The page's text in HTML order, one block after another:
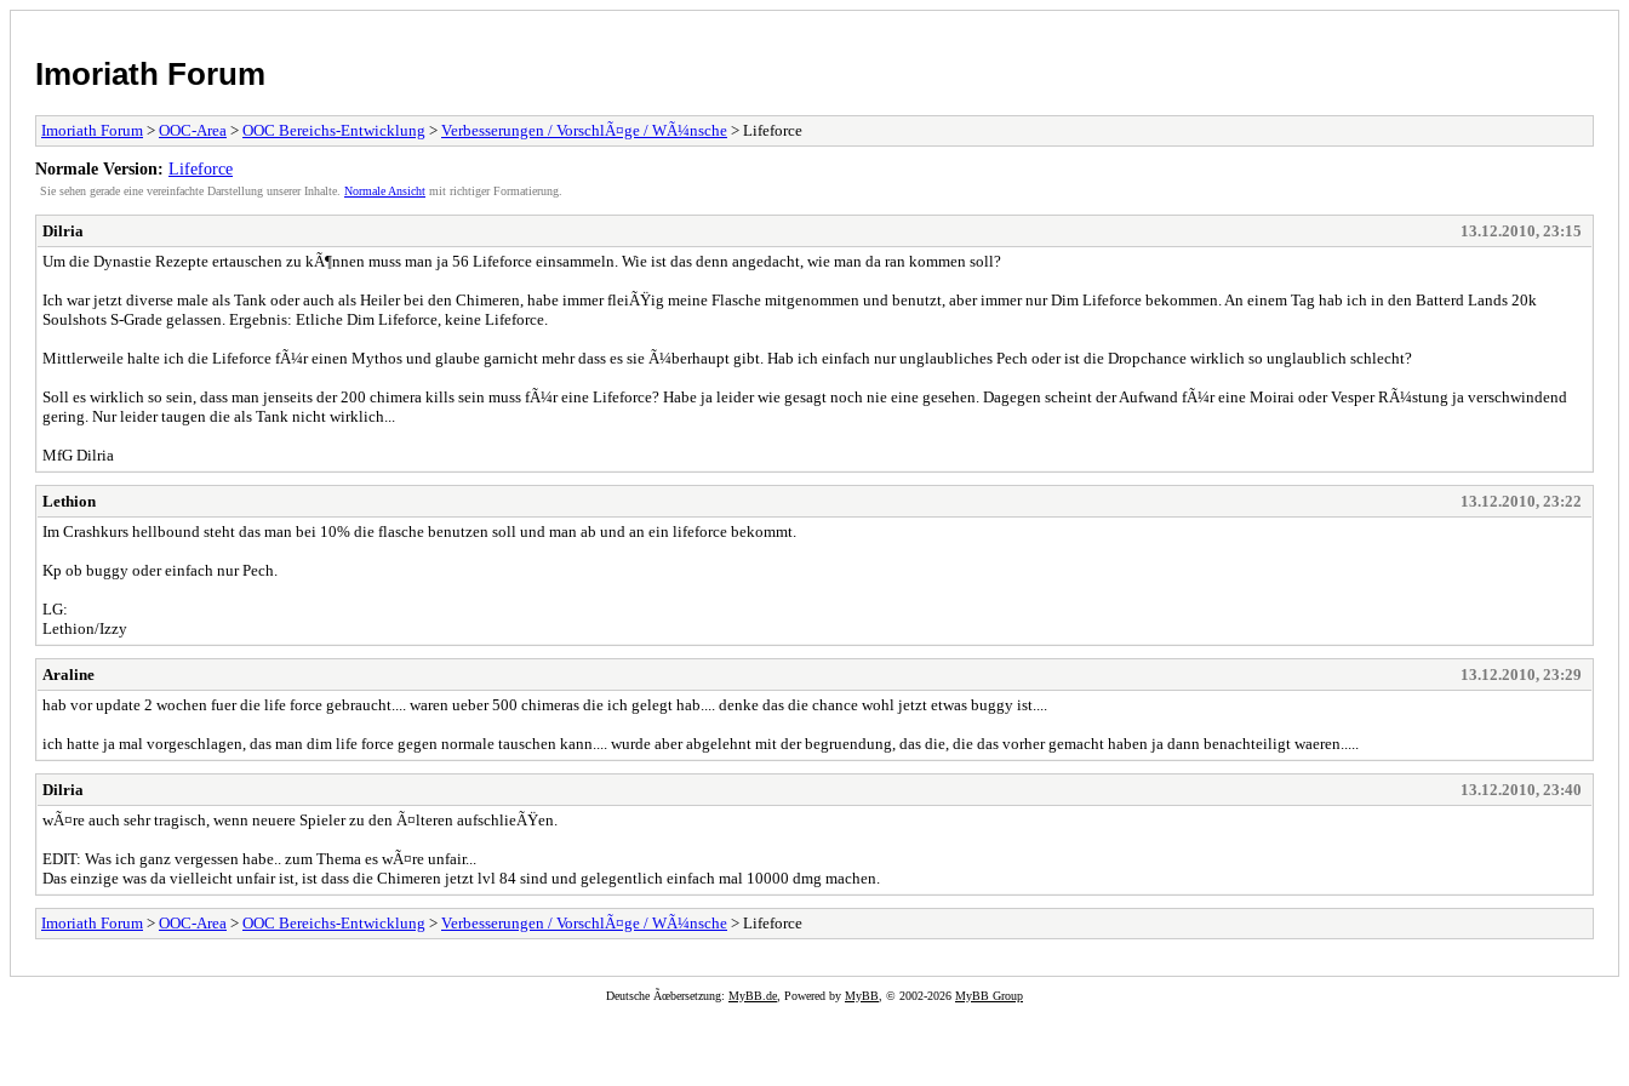
Imoriath Forum
Imoriath Forum > OOC-Area > OOC Bereichs-Entwicklung > Verbesserungen / VorschlÃ¤ge / WÃ¼nsche > Lifeforce
Normale Version: Lifeforce
Sie sehen gerade eine vereinfachte Darstellung unserer Inhalte. Normale Ansicht mit richtiger Formatierung.
Dilria
13.12.2010, 23:15
Um die Dynastie Rezepte ertauschen zu kÃ¶nnen muss man ja 56 Lifeforce einsammeln. Wie ist das denn angedacht, wie man da ran kommen soll?
Ich war jetzt diverse male als Tank oder auch als Heiler bei den Chimeren, habe immer fleiÃŸig meine Flasche mitgenommen und benutzt, aber immer nur Dim Lifeforce bekommen. An einem Tag hab ich in den Batterd Lands 20k
Soulshots S-Grade gelassen. Ergebnis: Etliche Dim Lifeforce, keine Lifeforce.
Mittlerweile halte ich die Lifeforce fÃ¼r einen Mythos und glaube garnicht mehr dass es sie Ã¼berhaupt gibt. Hab ich einfach nur unglaubliches Pech oder ist die Dropchance wirklich so unglaublich schlecht?
Soll es wirklich so sein, dass man jenseits der 200 chimera kills sein muss fÃ¼r eine Lifeforce? Habe ja leider wie gesagt noch nie eine gesehen. Dagegen scheint der Aufwand fÃ¼r eine Moirai oder Vesper RÃ¼stung ja verschwindend
gering. Nur leider taugen die als Tank nicht wirklich...
MfG Dilria
Lethion
13.12.2010, 23:22
Im Crashkurs hellbound steht das man bei 10% die flasche benutzen soll und man ab und an ein lifeforce bekommt.
Kp ob buggy oder einfach nur Pech.
LG:
Lethion/Izzy
Araline
13.12.2010, 23:29
hab vor update 2 wochen fuer die life force gebraucht.... waren ueber 500 chimeras die ich gelegt hab.... denke das die chance wohl jetzt etwas buggy ist....
ich hatte ja mal vorgeschlagen, das man dim life force gegen normale tauschen kann.... wurde aber abgelehnt mit der begruendung, das die, die das vorher gemacht haben ja dann benachteiligt waeren.....
Dilria
13.12.2010, 23:40
wÃ¤re auch sehr tragisch, wenn neuere Spieler zu den Ã¤lteren aufschlieÃŸen.
EDIT: Was ich ganz vergessen habe.. zum Thema es wÃ¤re unfair...
Das einzige was da vielleicht unfair ist, ist dass die Chimeren jetzt lvl 84 sind und gelegentlich einfach mal 10000 dmg machen.
Imoriath Forum > OOC-Area > OOC Bereichs-Entwicklung > Verbesserungen / VorschlÃ¤ge / WÃ¼nsche > Lifeforce
Deutsche Ãœbersetzung: MyBB.de , Powered by MyBB , © 2002-2026 MyBB Group